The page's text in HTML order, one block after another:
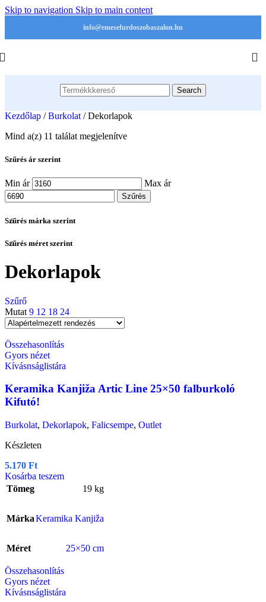
Skip to navigation Skip to main content
info@emesefurdoszobaszalon.hu
Search
Kezdőlap / Burkolat / Dekorlapok
Mind a(z) 11 találat megjelenítve
Szűrés ár szerint
Min ár Max ár
Szűrés
Szűrés márka szerint
Szűrés méret szerint
Dekorlapok
Szűrő
Mutat 9 12 18 24
Összehasonlítás
Gyors nézet
Kívásnságlistára
Keramika Kanjiža Artic Line 25×50 falburkoló
Kifutó!
Burkolat, Dekorlapok, Falicsempe, Outlet
Készleten
5.170 Ft
Kosárba teszem
Tömeg
19 kg
MárkaKeramika Kanjiža
Méret 25×50 cm
Összehasonlítás
Gyors nézet
Kívásnságlistára